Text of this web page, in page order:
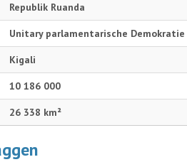
Republik Ruanda
Unitary parlamentarische
Kigali
10 186 000
26 338 km²